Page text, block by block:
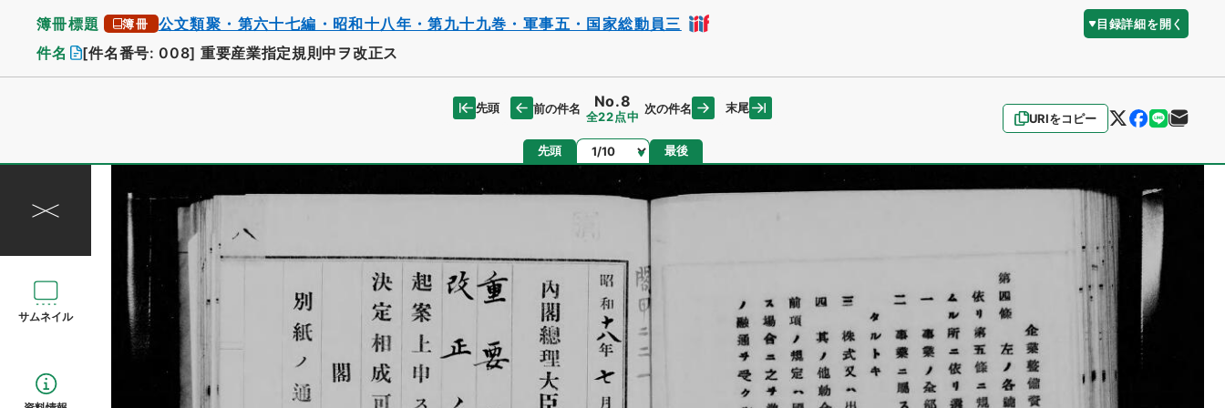
簿冊標題 簿冊 公文類聚・第六十七編・昭和十八年・第九十九巻・軍事五・国家総動員三 目録詳細を開く
件名 [件名番号: 008] 重要産業指定規則中ヲ改正ス
URIをコピー
先頭 前の件名 No.8
全22点中
次の件名 末尾
先頭 ページ 最後
サムネイル